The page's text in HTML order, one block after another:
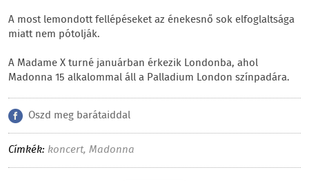
A most lemondott fellépéseket az énekesnő sok elfoglaltsága
miatt nem pótolják.
A Madame X turné januárban érkezik Londonba, ahol
Madonna 15 alkalommal áll a Palladium London színpadára.
Oszd meg barátaiddal
Címkék: koncert, Madonna